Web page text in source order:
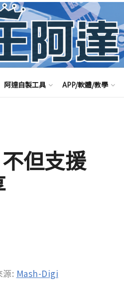
阿達自製工具 APP/軟體/教學
但支援
源: Mash-Digi